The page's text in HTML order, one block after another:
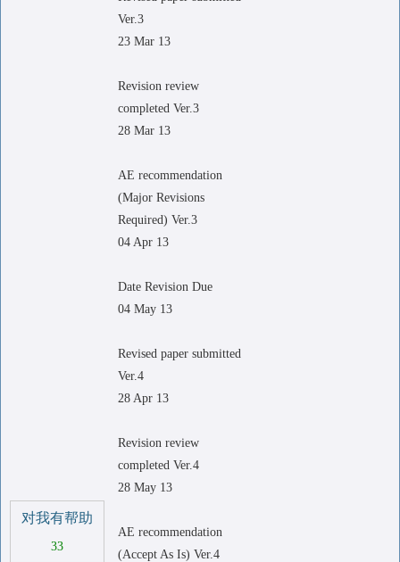
对我有帮助
33
Ver.3
23 Mar 13
Revision review
completed Ver.3
28 Mar 13
AE recommendation
(Major Revisions
Required) Ver.3
04 Apr 13
Date Revision Due
04 May 13
Revised paper submitted
Ver.4
28 Apr 13
Revision review
completed Ver.4
28 May 13
AE recommendation
(Accept As Is) Ver.4